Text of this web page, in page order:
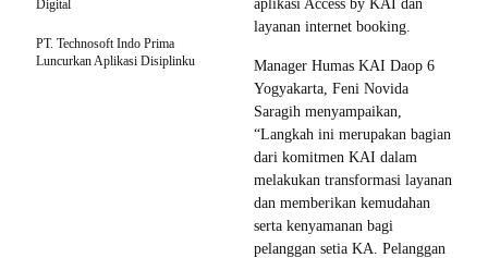
aplikasi Access by KAI dan
layanan internet booking.
Manager Humas KAI Daop 6
Yogyakarta, Feni Novida
Saragih menyampaikan,
“Langkah ini merupakan bagian
dari komitmen KAI dalam
melakukan transformasi layanan
dan memberikan kemudahan
serta kenyamanan bagi
pelanggan setia KA. Pelanggan
Digital
PT. Technosoft Indo Prima
Luncurkan Aplikasi Disiplinku